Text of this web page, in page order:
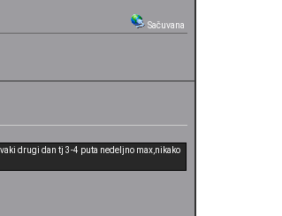
Sačuvana
drugi dan tj 3-4 puta nedeljno max,nikako